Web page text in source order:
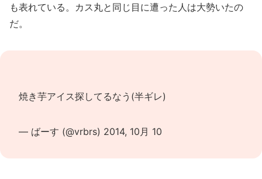
も表れている。カス丸と同じ目に遭った人は大勢いたの
だ。
焼き芋アイス探してるなう(半ギレ)
— ばーす (@vrbrs) 2014, 10月 10